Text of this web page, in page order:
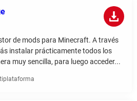
de mods para Minecraft. A través
instalar prácticamente todos los
muy sencilla, para luego acceder...